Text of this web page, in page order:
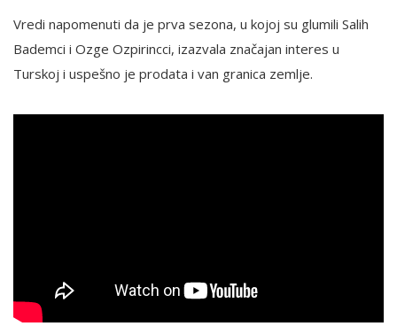
Vredi napomenuti da je prva sezona, u kojoj su glumili Salih
Bademci i Ozge Ozpirincci, izazvala značajan interes u
Turskoj i uspešno je prodata i van granica zemlje.